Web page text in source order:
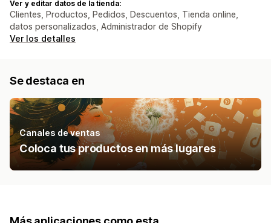
Ver y editar datos de la tienda:
Clientes, Productos, Pedidos, Descuentos, Tienda online,
datos personalizados, Administrador de Shopify
Ver los detalles
Se destaca en
Canales de ventas
Coloca tus productos en más lugares